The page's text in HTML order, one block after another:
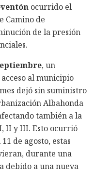
ocurrido el
Camino de
de la presión
, un
al municipio
dejó sin suministro
Albahonda
también a la
II y III. Esto ocurrió
de agosto, estas
durante una
debido a una nueva